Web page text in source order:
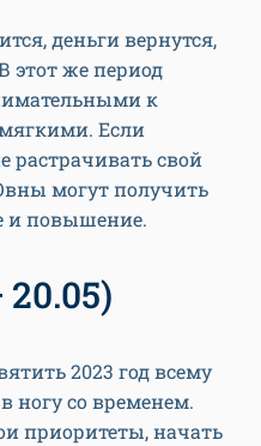
деньги вернутся,
этот же период
к
Если
растрачивать свой
могут получить
и повышение.
2023 год всему
ногу со временем.
приоритеты, начать